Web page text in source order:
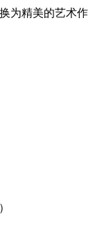
为精美的艺术作